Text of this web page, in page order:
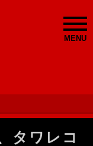
MENU
タワレコ